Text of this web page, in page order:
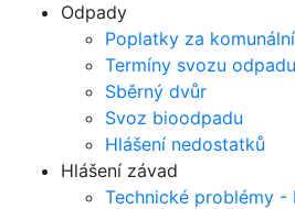
Odpady
Poplatky za
Termíny svozu odpadu
Sběrný dvůr
Svoz bioodpadu
Hlášení nedostatků
Hlášení závad
Technické problémy -